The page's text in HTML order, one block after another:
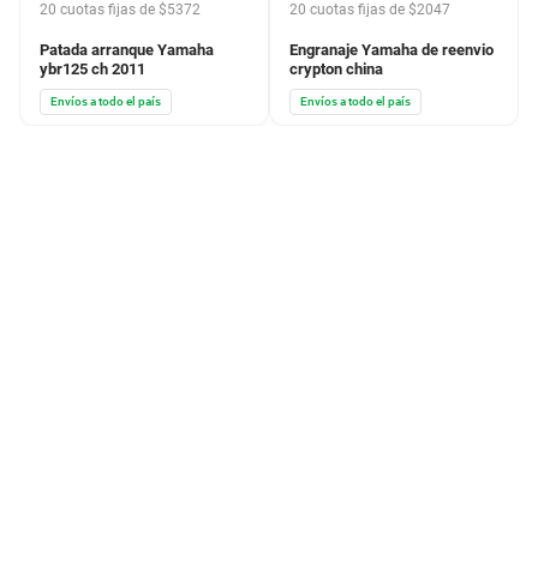
20 cuotas fijas de $5372
Patada arranque Yamaha
ybr125 ch 2011
Envíos a todo el país
20 cuotas fijas de $2047
Engranaje Yamaha de reenvio
crypton china
Envíos a todo el país